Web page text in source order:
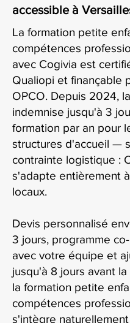
accessible à
La formation petite
compétences
avec Cogivia est
Qualiopi et finançable
OPCO. Depuis 2024,
indemnise jusqu'à 3
formation par an pour
structures d'accueil —
contrainte logistique :
s'adapte entièrement
locaux.
Devis personnalisé
3 jours, programme
avec votre équipe et
jusqu'à 8 jours avant la
la formation petite
compétences
s'intègre